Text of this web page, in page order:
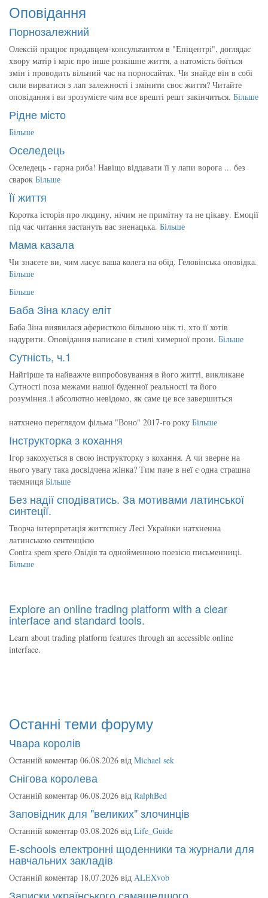
Оповідання
Порнозалежний
Олексій працює продавцем-консультантом в "Епіцентрі", доглядає
хвору матір і мріє про інше розкішне життя, а натомість боїться
змін і проводить вільний час на порносайтах. Чи знайде він в собі
сили вирватися з лап залежності і змінити своє життя? Читайте
оповідання і ви зрозумієте чим все врешті решт закінчиться. Більше
Рідне місто
Більше
Оселедець
Оселедець - гарна риба! Навіщо віддавати її у лапи ворога ... без
сварок Більше
Її життя
Коротка історія про людину, нічим не примітну та не цікаву. Емоції
під час читання застануть вас зненацька. Більше
Мама казала
Чи знаєете ви, чим ласує ваша колега на обід. Геловінська оповідка.
Більше
Більше
Баба Зіна класу еліт
Баба Зіна виявилася аферисткою більшою ніж ті, хто її хотів
надурити. Оповідання написане в стилі химерної прози. Більше
Сутність, ч.1
Найгірше та найважче випробовування в його житті, викликане
Сутності поза межами нашої буденної реальності та його
розуміння..і абсолютно невідомо, як саме це все завершиться
натхнено переглядом фільма "Воно" 2017-го року Більше
Інструкторка з кохання
Ігор закохується в свою інструкторку з кохання. А чи зверне на
нього увагу така досвідчена жінка? Тим паче в неї є одна страшна
таємниця Більше
Без надії сподіватись. За мотивами латинської
синтеції.
Творча інтерпретація життєпису Лесі Українки натхненна
латинською сентенцією
Contra spem spero Овідія та однойменною поезією письменниці.
Більше
Explore an online trading platform with a clear
interface and standard tools.
Learn about trading platform features through an accessible online
interface.
Останні теми форуму
Чвара королів
Останній коментар 06.08.2026 від Michael sek
Снігова королева
Останній коментар 06.08.2026 від RalphBed
Заповідник для "великих" злочинців
Останній коментар 03.08.2026 від Life_Guide
E-schools електронні щоденники та журнали для
навчальних закладів
Останній коментар 18.07.2026 від ALEXvob
Записки українського самашедшого